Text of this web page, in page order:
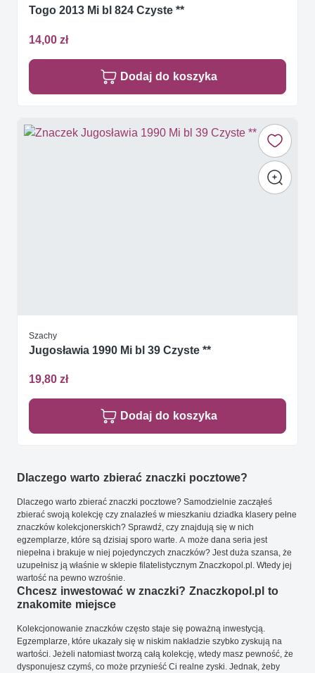
Togo 2013 Mi bl 824 Czyste **
14,00 zł
Dodaj do koszyka
Szachy
Jugosławia 1990 Mi bl 39 Czyste **
19,80 zł
Dodaj do koszyka
Dlaczego warto zbierać znaczki pocztowe?
Dlaczego warto zbierać znaczki pocztowe? Samodzielnie zacząłeś
zbierać swoją kolekcję czy znalazłeś w mieszkaniu dziadka klasery pełne
znaczków kolekcjonerskich? Sprawdź, czy znajdują się w nich
egzemplarze, które są dzisiaj sporo warte. A może dana seria jest
niepełna i brakuje w niej pojedynczych znaczków? Jest duża szansa, że
uzupełnisz ją właśnie w sklepie filatelistycznym Znaczkopol.pl. Wtedy jej
wartość na pewno wzrośnie.
Chcesz inwestować w znaczki? Znaczkopol.pl to
znakomite miejsce
Kolekcjonowanie znaczków często staje się poważną inwestycją.
Egzemplarze, które ukazały się w niskim nakładzie szybko zyskują na
wartości. Jeżeli natomiast tworzą całą kolekcję, wtedy masz pewność, że
dysponujesz czymś, co może przynieść Ci realne zyski. Jednak, żeby